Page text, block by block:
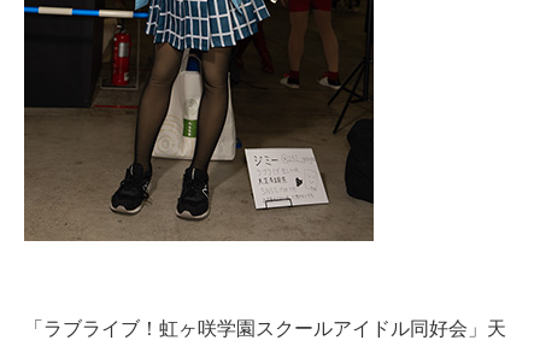
「ラブライブ！虹ヶ咲学園スクールアイドル同好会」天